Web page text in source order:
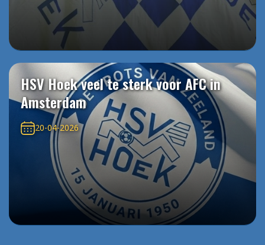
HSV Hoek veel te sterk voor AFC in
Amsterdam
20-04-2026